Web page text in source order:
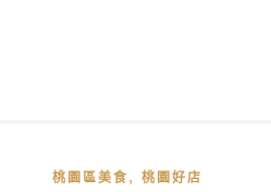
桃園區美食 , 桃園好店